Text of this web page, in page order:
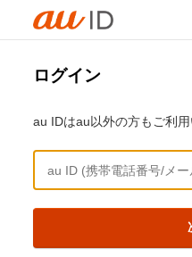
ログイン
au IDはau以外の方もご利用